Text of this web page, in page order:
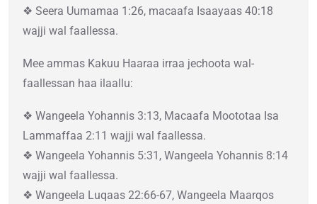
❖ Seera Uumamaa 1:26, macaafa Isaayaas 40:18
wajji wal faallessa.
Mee ammas Kakuu Haaraa irraa jechoota wal-
faallessan haa ilaallu:
❖ Wangeela Yohannis 3:13, Macaafa Moototaa Isa
Lammaffaa 2:11 wajji wal faallessa.
❖ Wangeela Yohannis 5:31, Wangeela Yohannis 8:14
wajji wal faallessa.
❖ Wangeela Luqaas 22:66-67, Wangeela Maarqos